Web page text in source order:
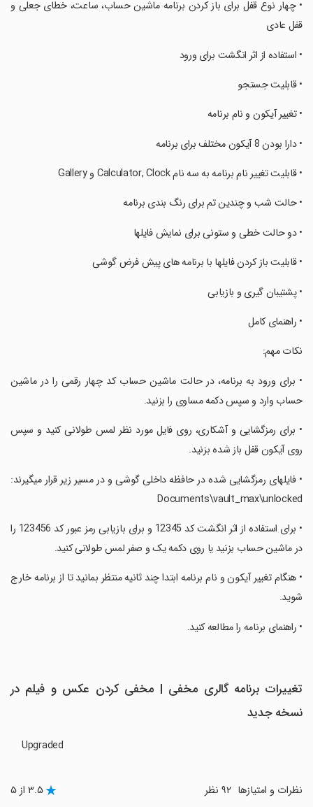
‏• چهار نوع قفل برای باز کردن برنامه ماشین حساب، ساعت، خطای جعلی و
قفل عادی
‏• استفاده از اثر انگشت برای ورود
‏• قابلیت جستجو
‏• تغییر آیکون و نام برنامه
‏• دارا بودن 8 آیکون مختلف برای برنامه
‏• قابلیت تغییر نام برنامه به سه نام Calculator, Clock و Gallery
‏• حالت شب و چندین تم برای رنگ بندی برنامه
‏• دو حالت خطی و ستونی برای نمایش فایلها
‏• قابلیت باز کردن فایلها با برنامه های پیش فرض گوشی
‏• پشتیبان گیری و بازیابی
‏• راهنمای کامل
‏نکات مهم:
‏• برای ورود به برنامه، در حالت ماشین حساب کد چهار رقمی را در ماشین
حساب وارد و سپس دکمه مساوی را بزنید.
‏• برای رمزگشایی و آشکاری، روی فایل مورد نظر لمس طولانی کنید و سپس
روی آیکون قفل باز شده بزنید.
‏• فایلهای رمزگشایی شده در حافظه داخلی گوشی و در مسیر زیر قرار میگیرند:
Documents\vault_max\unlocked
‏• برای استفاده از اثر انگشت کد 12345 و برای بازیابی رمز عبور کد 123456 را
در ماشین حساب بزنید یا روی دکمه یک و صفر لمس طولانی کنید.
‏• هنگام تغییر آیکون و نام برنامه ابتدا چند ثانیه منتظر بمانید تا از برنامه خارج
شوید.
‏• راهنمای برنامه را مطالعه کنید.
تغییرات برنامه گالری مخفی | مخفی کردن عکس و فیلم در
نسخه جدید
Upgraded
نظرات و امتیازها ۳.۵ از ۵